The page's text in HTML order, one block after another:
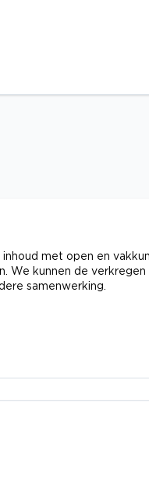
met open en
We kunnen de
samenwerking.